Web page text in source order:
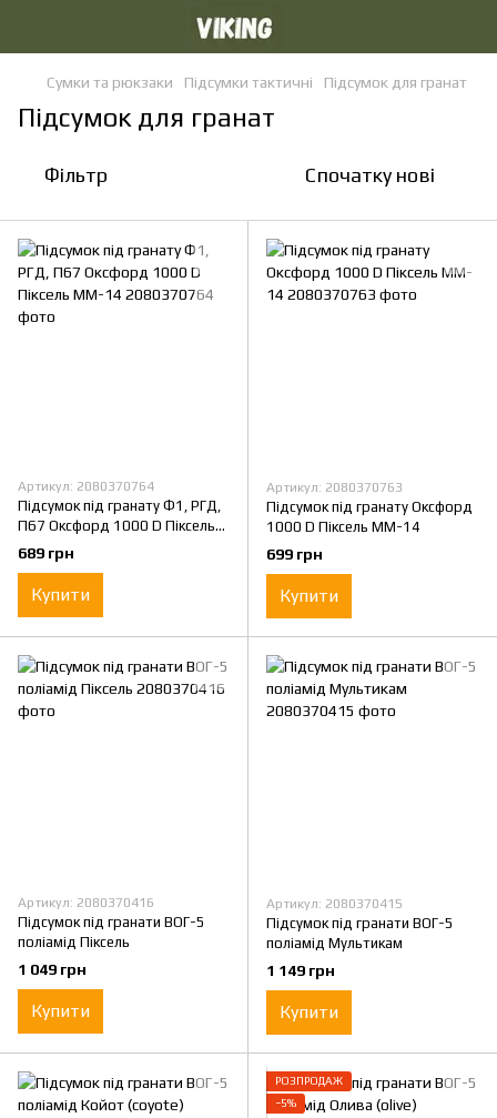
Сумки та рюкзаки Підсумки тактичні Підсумок для гранат
Підсумок для гранат
Фільтр Спочатку нові
Артикул: 2080370764
Підсумок під гранату Ф1, РГД,
П67 Оксфорд 1000 D Піксель
MM-14
689 грн
Купити
Артикул: 2080370763
Підсумок під гранату Оксфорд
1000 D Піксель MM-14
699 грн
Купити
Артикул: 2080370416
Підсумок під гранати ВОГ-5
поліамід Піксель
1 049 грн
Купити
Артикул: 2080370415
Підсумок під гранати ВОГ-5
поліамід Мультикам
1 149 грн
Купити
РОЗПРОДАЖ
−5%